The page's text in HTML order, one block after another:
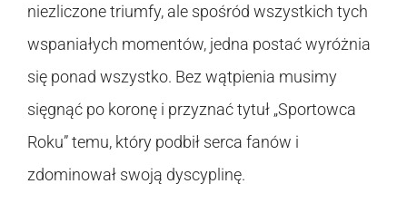
niezliczone triumfy, ale spośród wszystkich tych
wspaniałych momentów, jedna postać wyróżnia
się ponad wszystko. Bez wątpienia musimy
sięgnąć po koronę i przyznać tytuł „Sportowca
Roku” temu, który podbił serca fanów i
zdominował swoją dyscyplinę.